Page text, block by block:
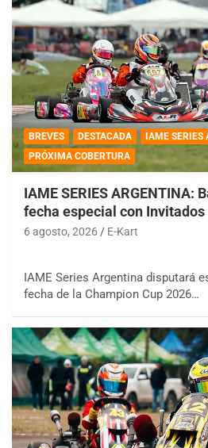
BREVES DESTACADA
IAME SERIES
PRÓXIMA COBERTURA
IAME SERIES ARGENTINA:
fecha especial con Invitados
6 agosto, 2026 E-Kart
IAME Series Argentina disputará
fecha de la Champion Cup 2026…